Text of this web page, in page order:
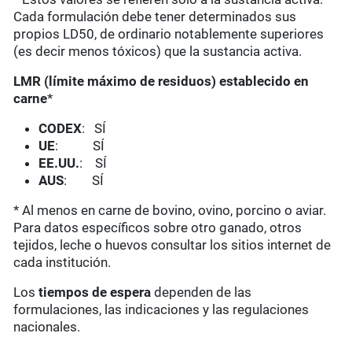
Cada formulación debe tener determinados sus
propios LD50, de ordinario notablemente superiores
(es decir menos tóxicos) que la sustancia activa.
LMR (límite máximo de residuos) establecido en
carne*
CODEX: SÍ
UE: SÍ
EE.UU.: SÍ
AUS: SÍ
* Al menos en carne de bovino, ovino, porcino o aviar.
Para datos específicos sobre otro ganado, otros
tejidos, leche o huevos consultar los sitios internet de
cada institución.
Lostiempos de espera dependen de las
formulaciones, las indicaciones y las regulaciones
nacionales.